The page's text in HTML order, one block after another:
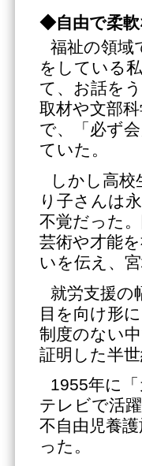
◆自由で柔軟
福祉の領域
をしている
て、お話を
取材や文部
で、「必ず
ていた。
しかし高
り子さんは
不覚だった
芸術や才能
いを伝え、
就労支援の
目を向け形
制度のない
証明した半
1955年に
テレビで活
不自由児養
った。